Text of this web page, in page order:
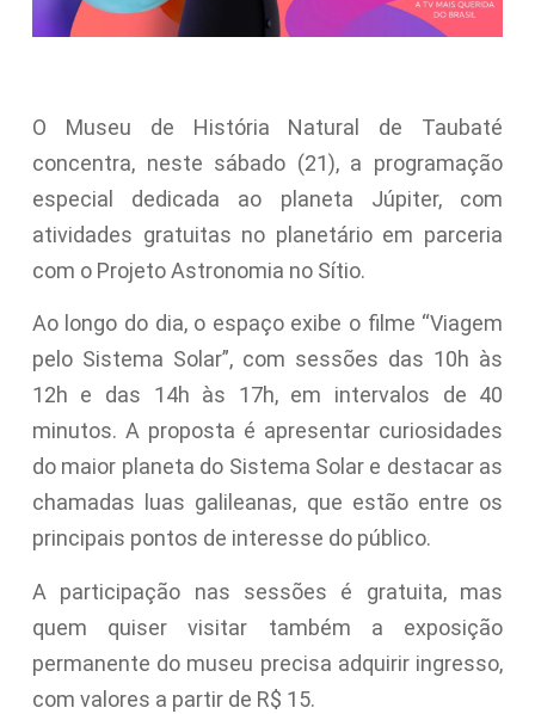
O Museu de História Natural de Taubaté
concentra, neste sábado (21), a programação
especial dedicada ao planeta Júpiter, com
atividades gratuitas no planetário em parceria
com o Projeto Astronomia no Sítio.
Ao longo do dia, o espaço exibe o filme “Viagem
pelo Sistema Solar”, com sessões das 10h às
12h e das 14h às 17h, em intervalos de 40
minutos. A proposta é apresentar curiosidades
do maior planeta do Sistema Solar e destacar as
chamadas luas galileanas, que estão entre os
principais pontos de interesse do público.
A participação nas sessões é gratuita, mas
quem quiser visitar também a exposição
permanente do museu precisa adquirir ingresso,
com valores a partir de R$ 15.